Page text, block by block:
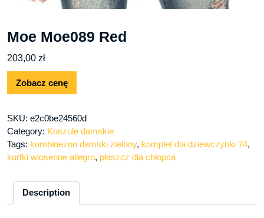
Moe Moe089 Red
203,00 zł
Zobacz cenę
SKU: e2c0be24560d
Category: Koszule damskie
Tags: kombinezon damski zielony, komplet dla dziewczynki 74,
kurtki wiosenne allegro, płaszcz dla chłopca
Description